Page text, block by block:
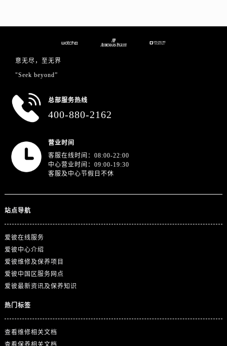
江西省吉安市吉州区井冈山大道爱彼售后服务中心（需提前预约）
山东省德州市德城区东风中路爱彼售后服务中心（需提前预约）
意无尽，至无界
"Seek beyond”
总部服务热线
400-880-2162
营业时间
客服在线时间：08:00-22:00
中心营业时间：09:00-19:30
客服及中心节假日不休
站点导航
爱彼在线服务
爱彼中心介绍
爱彼维修及保养项目
爱彼中国区服务网点
爱彼最新资讯及保养知识
热门标签
查看维修相关文档
查看保养相关文档